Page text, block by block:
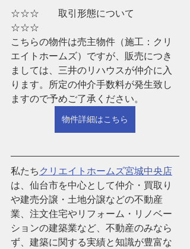
☆☆☆　　取引形態について
☆☆☆
こちらの物件は売主物件（施工：クリ
エイトホームズ）ですが、販売につき
ましては、三井のリハウスが仲介に入
ります。所定の仲介手数料が発生致し
ますので予めご了承ください。
物件詳細はこちら
私たち クリエイトホームズ宮城中央店
は、仙台市を中心として仲介・買取り
や建売分譲・土地分譲などの不動産
業、注文住宅やリフォーム・リノベー
ションの建築業など、 不動産のみなら
ず、建築に関する実績と知識が豊富な